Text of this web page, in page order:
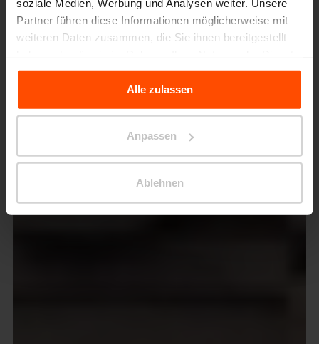
soziale Medien, Werbung und Analysen weiter. Unsere
Partner führen diese Informationen möglicherweise mit
weiteren Daten zusammen, die Sie ihnen bereitgestellt
gesammelt haben.
Für weitere Informationen besuchen Sie bitte Principles
Alle zulassen
Anpassen
Ablehnen